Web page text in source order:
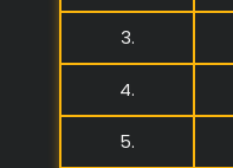
3.
4.
5.